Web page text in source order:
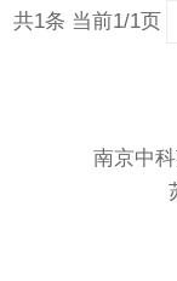
共1条 当前1/1页
南京中